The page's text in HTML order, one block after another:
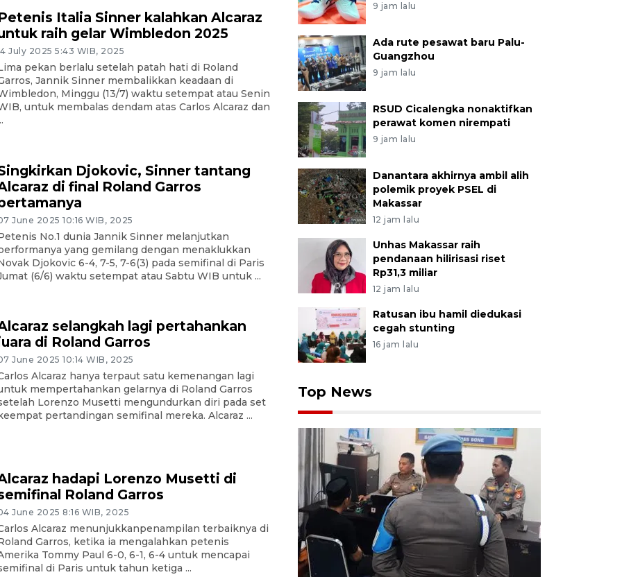
Italia Sinner kalahkan Alcaraz
raih gelar Wimbledon 2025
July 2025 5:43 WIB, 2025
pekan berlalu setelah patah hati di Roland
Jannik Sinner membalikkan keadaan di
Minggu (13/7) waktu setempat atau Senin
untuk membalas dendam atas Carlos Alcaraz dan
Djokovic, Sinner tantang
di final Roland Garros
June 2025 10:16 WIB, 2025
No.1 dunia Jannik Sinner melanjutkan
yang gemilang dengan menaklukkan
Djokovic 6-4, 7-5, 7-6(3) pada semifinal di Paris
(6/6) waktu setempat atau Sabtu WIB untuk ...
selangkah lagi pertahankan
di Roland Garros
June 2025 10:14 WIB, 2025
Alcaraz hanya terpaut satu kemenangan lagi
mempertahankan gelarnya di Roland Garros
Lorenzo Musetti mengundurkan diri pada set
pertandingan semifinal mereka. Alcaraz ...
hadapi Lorenzo Musetti di
Roland Garros
June 2025 8:16 WIB, 2025
Alcaraz menunjukkanpenampilan terbaiknya di
Garros, ketika ia mengalahkan petenis
Tommy Paul 6-0, 6-1, 6-4 untuk mencapai
di Paris untuk tahun ketiga ...
9 jam lalu
Ada rute pesawat baru Palu-
Guangzhou
9 jam lalu
RSUD Cicalengka nonaktifkan
perawat komen nirempati
9 jam lalu
Danantara akhirnya ambil alih
polemik proyek PSEL di
Makassar
12 jam lalu
Unhas Makassar raih
pendanaan hilirisasi riset
Rp31,3 miliar
12 jam lalu
Ratusan ibu hamil diedukasi
cegah stunting
16 jam lalu
Top News